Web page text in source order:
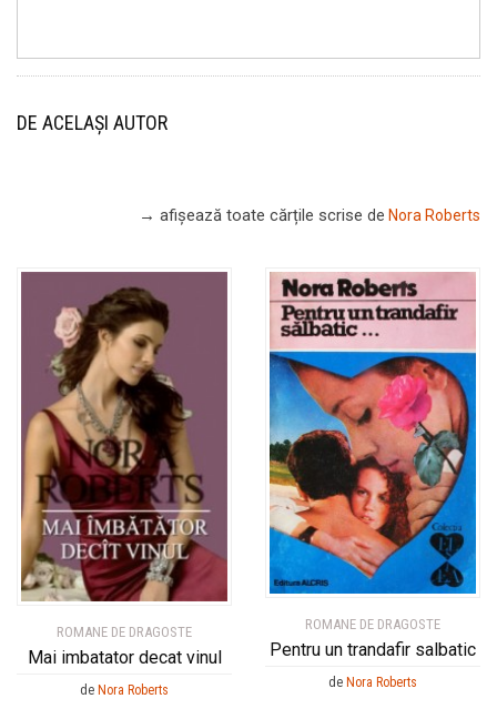
DE ACELAȘI AUTOR
→ afișează toate cărțile scrise de Nora Roberts
ROMANE DE DRAGOSTE
Mai imbatator decat vinul
de Nora Roberts
ROMANE DE DRAGOSTE
Pentru un trandafir salbatic
de Nora Roberts